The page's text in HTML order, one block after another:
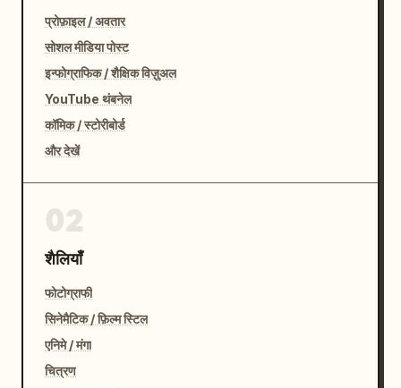
प्रोफ़ाइल / अवतार
सोशल मीडिया पोस्ट
इन्फोग्राफिक / शैक्षिक विज़ुअल
YouTube थंबनेल
कॉमिक / स्टोरीबोर्ड
और देखें
शैलियाँ
फोटोग्राफी
सिनेमैटिक / फ़िल्म स्टिल
एनिमे / मंगा
चित्रण